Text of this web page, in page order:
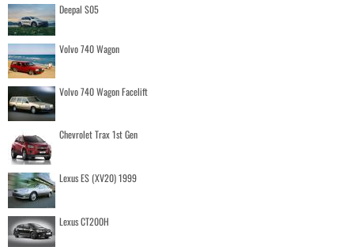
Deepal S05
Volvo 740 Wagon
Volvo 740 Wagon Facelift
Chevrolet Trax 1st Gen
Lexus ES (XV20) 1999
Lexus CT200H